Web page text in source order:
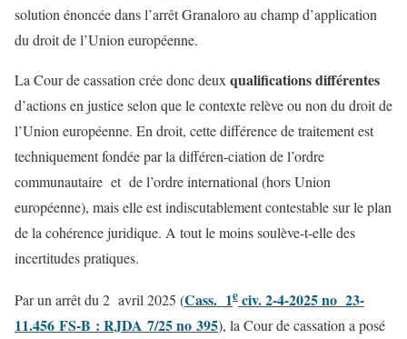
solution énoncée dans l’arrêt Granaloro au champ d’application
du droit de l’Union européenne.
La Cour de cassation crée donc deux qualifications différentes
d’actions en justice selon que le contexte relève ou non du droit de
l’Union européenne. En droit, cette différence de traitement est
techniquement fondée par la différen-ciation de l’ordre
communautaire et de l’ordre international (hors Union
européenne), mais elle est indiscutablement contestable sur le plan
de la cohérence juridique. A tout le moins soulève-t-elle des
incertitudes pratiques.
Par un arrêt du 2 avril 2025 (Cass. 1e civ. 2-4-2025 no 23-
11.456 FS-B : RJDA 7/25 no 395), la Cour de cassation a posé